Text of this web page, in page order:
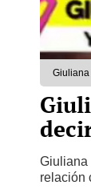
Giuliana
Giuliana
relación